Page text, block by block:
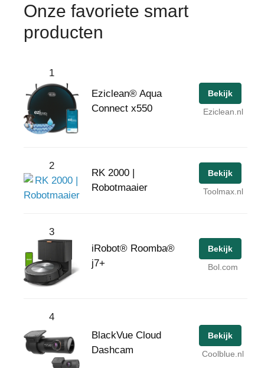
Onze favoriete smart
producten
1
Eziclean® Aqua
Connect x550
Bekijk
Eziclean.nl
2
RK 2000 |
Robotmaaier
Bekijk
Toolmax.nl
3
iRobot® Roomba®
j7+
Bekijk
Bol.com
4
BlackVue Cloud
Dashcam
Bekijk
Coolblue.nl